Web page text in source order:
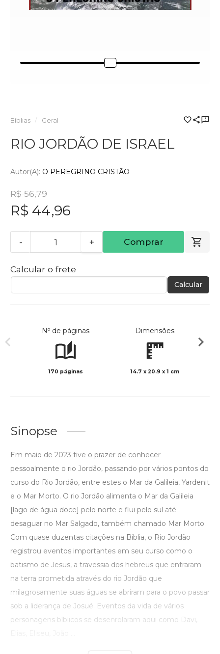
Bíblias Geral
RIO JORDÃO DE ISRAEL
Autor(a): O PEREGRINO CRISTÃO
R$ 56,79
R$ 44,96
- + Comprar
Calcular o frete
Calcular
Nº de páginas
170 páginas
Dimensões
14.7 x 20.9 x 1 cm
Sinopse
Em maio de 2023 tive o prazer de conhecer
pessoalmente o rio Jordão, passando por vários pontos do
curso do Rio Jordão, entre estes o Mar da Galileia, Yardenit
e o Mar Morto. O rio Jordão alimenta o Mar da Galileia
[lago de água doce] pelo norte e flui pelo sul até
desaguar no Mar Salgado, também chamado Mar Morto.
Com quase duzentas citações na Bíblia, o Rio Jordão
registrou eventos importantes em seu curso como o
batismo de Jesus, a travessia dos hebreus que entraram
na terra prometida através do rio Jordão que
milagrosamente suas águas se abriram para o povo passar
sob a liderança de Josué. Eventos da vida de vários
personagens bíblicos se desenrolaram aqui como Davi,